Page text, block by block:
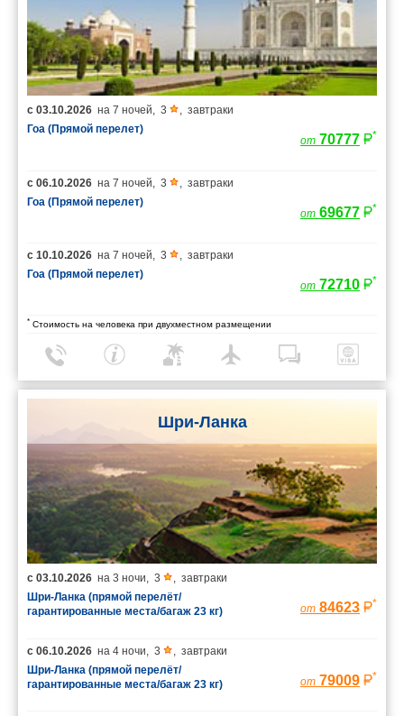
с 03.10.2026 на 7 ночей, 3 , завтраки
Гоа (Прямой перелет)
от 70777 *
с 06.10.2026 на 7 ночей, 3 , завтраки
Гоа (Прямой перелет)
от 69677 *
с 10.10.2026 на 7 ночей, 3 , завтраки
Гоа (Прямой перелет)
от 72710 *
* Стоимость на человека при двухместном размещении
Шри-Ланка
с 03.10.2026 на 3 ночи, 3 , завтраки
Шри-Ланка (прямой перелёт/
гарантированные места/багаж 23 кг)
от 84623 *
с 06.10.2026 на 4 ночи, 3 , завтраки
Шри-Ланка (прямой перелёт/
гарантированные места/багаж 23 кг)
от 79009 *